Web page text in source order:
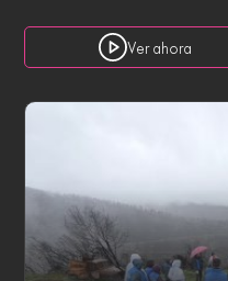
Ver ahora